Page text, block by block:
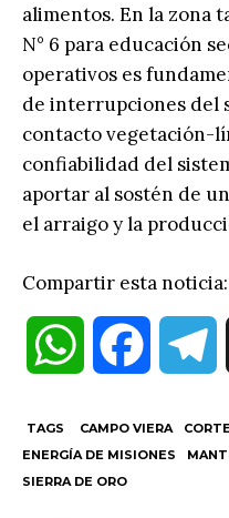
alimentos. En la zona
N° 6 para educación
operativos es
de interrupciones del
contacto vegetación-
confiabilidad del
aportar al sostén de
el arraigo y la
Compartir esta noticia:
W
a c l
TAGS CAMPO VIERA
ENERGÍA DE MISIONES
SIERRA DE ORO